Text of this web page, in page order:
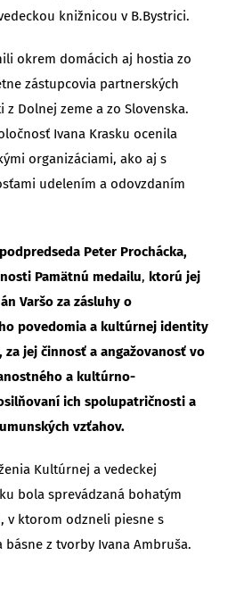
knižnicou v B.Bystrici.
okrem domácich aj hostia zo
zástupcovia partnerských
Dolnej zeme a zo Slovenska.
Ivana Krasku ocenila
organizáciami, ako aj s
udelením a odovzdaním
Peter Prochácka,
Pamätnú medailu, ktorú jej
Varšo za zásluhy o
povedomia a kultúrnej identity
za jej činnosť a angažovanosť vo
a kultúrno-
ich spolupatričnosti a
vzťahov.
Kultúrnej a vedeckej
bola sprevádzaná bohatým
v ktorom odzneli piesne s
z tvorby Ivana Ambruša.